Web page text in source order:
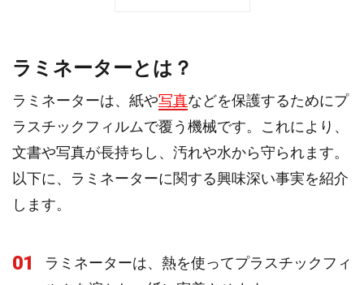
ラミネーターとは？
ラミネーターは、紙や写真などを保護するためにプ
ラスチックフィルムで覆う機械です。これにより、
文書や写真が長持ちし、汚れや水から守られます。
以下に、ラミネーターに関する興味深い事実を紹介
します。
01
ラミネーターは、熱を使ってプラスチックフィ